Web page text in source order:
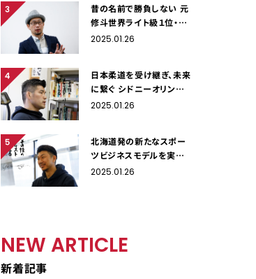
昔の名前で勝負しない 元
修斗世界ライト級１位・戸
井田カツヤ
2025.01.26
日本柔道を受け継ぎ、未来
に繋ぐ シドニーオリンピッ
ク・柔道金メダリスト・井上
2025.01.26
北海道発の新たなスポー
ツビジネスモデルを実現
する 元プロサッカー選
2025.01.26
NEW ARTICLE
新着記事